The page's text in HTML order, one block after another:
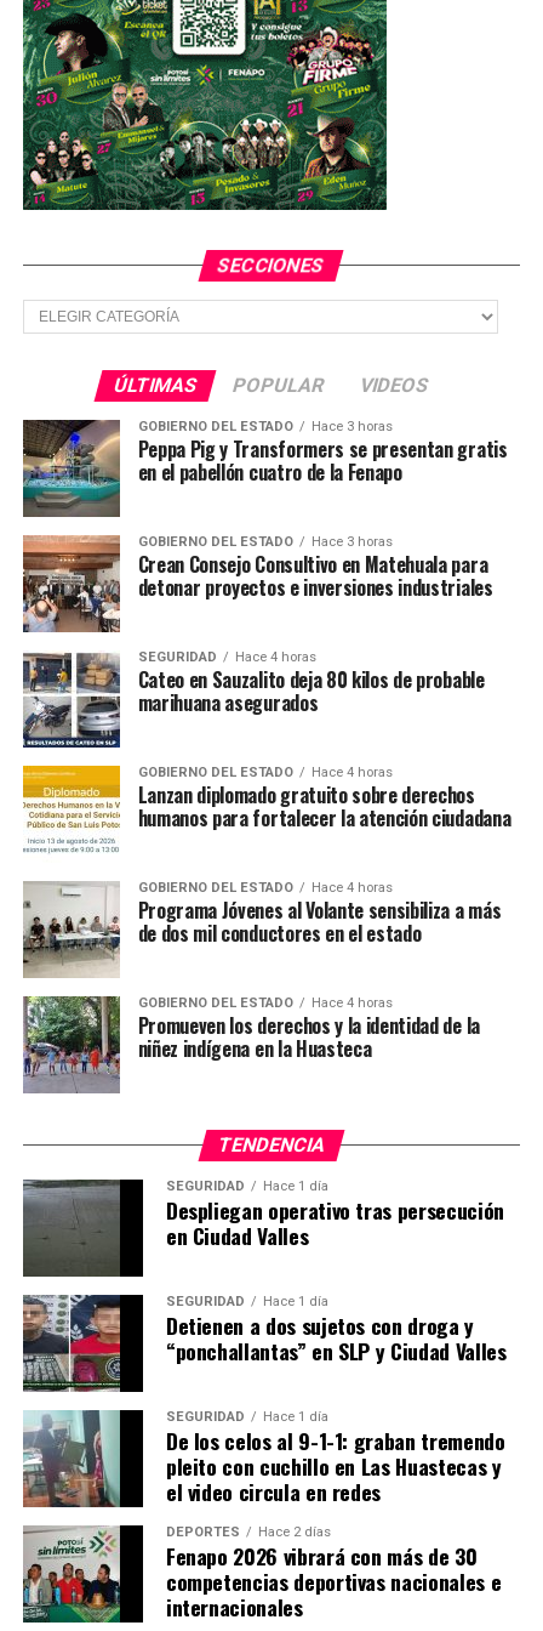
Urgen a lanzar programa piloto de “Transporte Rosa” en
SLP
SECCIONES
Secciones
ÚLTIMAS POPULAR VIDEOS
GOBIERNO DEL ESTADO Hace 3 horas
Peppa Pig y Transformers se presentan gratis
en el pabellón cuatro de la Fenapo
GOBIERNO DEL ESTADO Hace 3 horas
Crean Consejo Consultivo en Matehuala para
detonar proyectos e inversiones industriales
SEGURIDAD Hace 4 horas
Cateo en Sauzalito deja 80 kilos de probable
marihuana asegurados
GOBIERNO DEL ESTADO Hace 4 horas
Lanzan diplomado gratuito sobre derechos
humanos para fortalecer la atención ciudadana
GOBIERNO DEL ESTADO Hace 4 horas
Programa Jóvenes al Volante sensibiliza a más
de dos mil conductores en el estado
GOBIERNO DEL ESTADO Hace 4 horas
Promueven los derechos y la identidad de la
niñez indígena en la Huasteca
TENDENCIA
SEGURIDAD Hace 1 día
Despliegan operativo tras persecución
en Ciudad Valles
SEGURIDAD Hace 1 día
Detienen a dos sujetos con droga y
“ponchallantas” en SLP y Ciudad Valles
SEGURIDAD Hace 1 día
De los celos al 9-1-1: graban tremendo
pleito con cuchillo en Las Huastecas y
el video circula en redes
DEPORTES Hace 2 días
Fenapo 2026 vibrará con más de 30
competencias deportivas nacionales e
internacionales